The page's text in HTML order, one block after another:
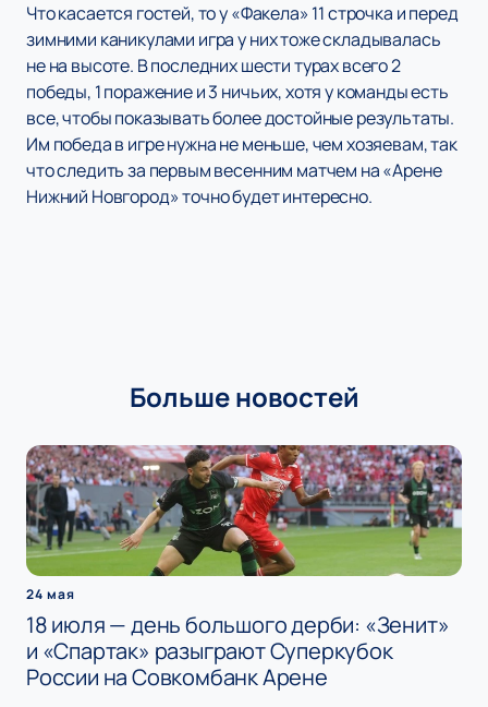
Что касается гостей, то у «Факела» 11 строчка и перед
зимними каникулами игра у них тоже складывалась
не на высоте. В последних шести турах всего 2
победы, 1 поражение и 3 ничьих, хотя у команды есть
все, чтобы показывать более достойные результаты.
Им победа в игре нужна не меньше, чем хозяевам, так
что следить за первым весенним матчем на «Арене
Нижний Новгород» точно будет интересно.
Больше новостей
24 мая
18 июля — день большого дерби: «Зенит»
и «Спартак» разыграют Суперкубок
России на Совкомбанк Арене